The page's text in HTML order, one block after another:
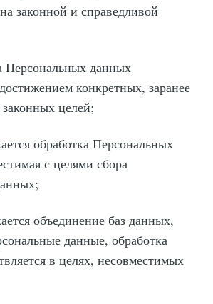
законной и справедливой
данных
конкретных, заранее
целей;
обработка Персональных
с целями сбора
объединение баз данных,
данные, обработка
в целях, несовместимых